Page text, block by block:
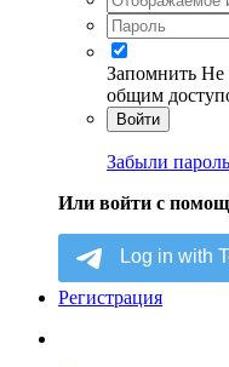
Запомнить Не
общим
Войти
Забыли
Или войти с
Регистрация